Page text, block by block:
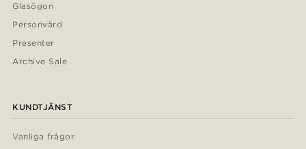
Glasögon
Personvård
Presenter
Archive Sale
KUNDTJÄNST
Vanliga frågor